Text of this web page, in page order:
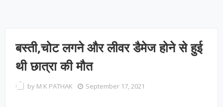
बस्ती,चोट लगने और लीवर डैमेज होने से हुई
थी छात्रा की मौत
by M K PATHAK September 17, 2021